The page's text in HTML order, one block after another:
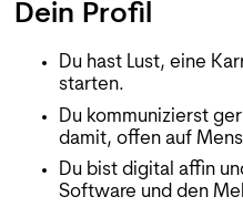
Dein Profil
Du hast Lust, eine
starten.
Du kommunizierst
damit, offen auf
Du bist digital affin
Software und den